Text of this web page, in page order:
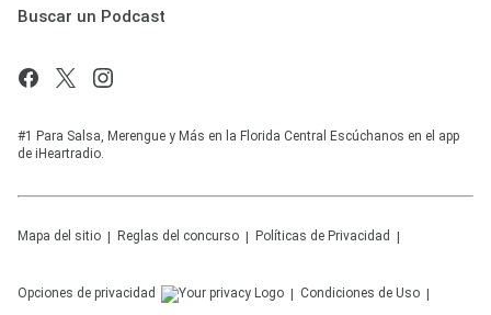
Buscar un Podcast
#1 Para Salsa, Merengue y Más en la Florida Central Escúchanos en el app
de iHeartradio.
Mapa del sitio Reglas del concurso Políticas de Privacidad
Opciones de privacidad Condiciones de Uso